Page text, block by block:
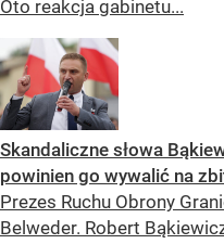
Oto reakcja gabinetu...
Skandaliczne słowa
powinien go wywalić na
Prezes Ruchu Obrony
Belweder. Robert